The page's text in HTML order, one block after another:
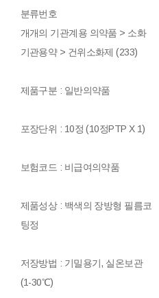
분류번호
개개의 기관계용 의약품 > 소화
기관용약 > 건위소화제 (233)
제품구분 : 일반의약품
포장단위 : 10정 (10정PTP X 1)
보험코드 : 비급여의약품
제품성상 : 백색의 장방형 필름코
팅정
저장방법 : 기밀용기, 실온보관
(1-30℃)